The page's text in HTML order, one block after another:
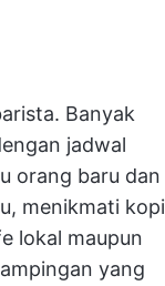
Banyak
jadwal
orang baru dan
menikmati kopi
lokal maupun
yang